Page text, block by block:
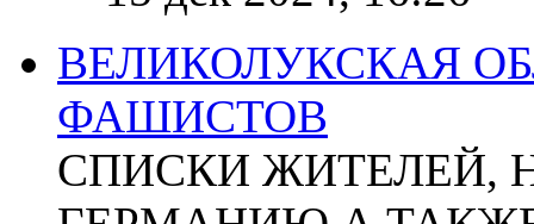
ВЕЛИКОЛУКСКАЯ
ФАШИСТОВ
СПИСКИ ЖИТЕЛЕЙ,